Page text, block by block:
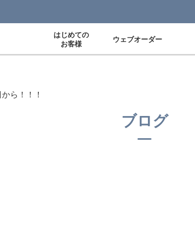
はじめての
お客様
ウェブオーダー
ら！！！
ブログ